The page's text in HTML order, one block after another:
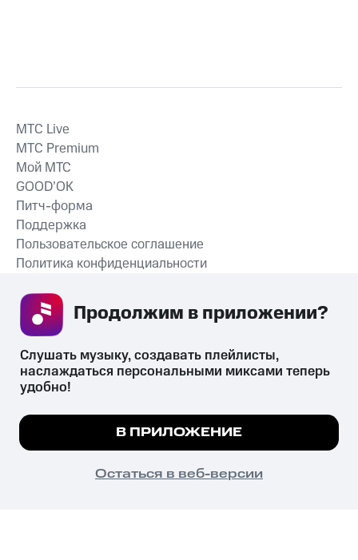
СКАЧАТЬ ПРИЛОЖЕНИЕ
MTС Live
MTС Premium
Мой МТС
GOOD’OK
Питч-форма
Поддержка
Пользовательское соглашение
Политика конфиденциальности
психотропных веществ, их аналогов причиняет вред здоровью,
их незаконный оборот запрещён и влечёт установленную
законодательством ответственность.
© 2026 ООО «КИОН».
Все права защищены
Мы используем куки, чтобы на сайте все
Подробнее
ПОНЯТНО
Слушать музыку, создавать плейлисты,
наслаждаться персональными миксами теперь
удобно!
В ПРИЛОЖЕНИЕ
Остаться в веб-версии